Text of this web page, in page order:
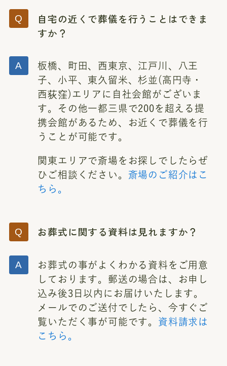
自宅の近くで葬儀を行うことはできま
すか？
板橋、町田、西東京、江戸川、八王
子、小平、東久留米、杉並(高円寺・
西荻窪)エリアに自社会館がございま
す。その他一都三県で200を超える提
携会館があるため、お近くで葬儀を行
うことが可能です。
関東エリアで斎場をお探しでしたらぜ
ひご相談ください。 斎場のご紹介はこ
ちら。
お葬式に関する資料は見れますか？
お葬式の事がよくわかる資料をご用意
しております。郵送の場合は、お申し
込み後3日以内にお届けいたします。
メールでのご送付でしたら、今すぐご
覧いただく事が可能です。 資料請求は
こちら。